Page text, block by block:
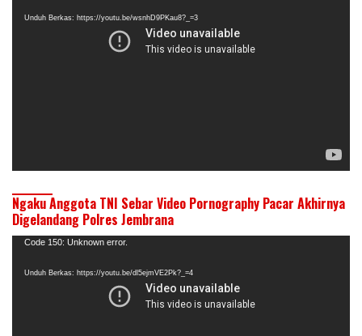
Unduh Berkas: https://youtu.be/wsnhD9PKau8?_=3
Ngaku Anggota TNI Sebar Video Pornography Pacar Akhirnya
Digelandang Polres Jembrana
Pemutar
Code 150: Unknown error.
Unduh Berkas: https://youtu.be/dl5ejmVE2Pk?_=4